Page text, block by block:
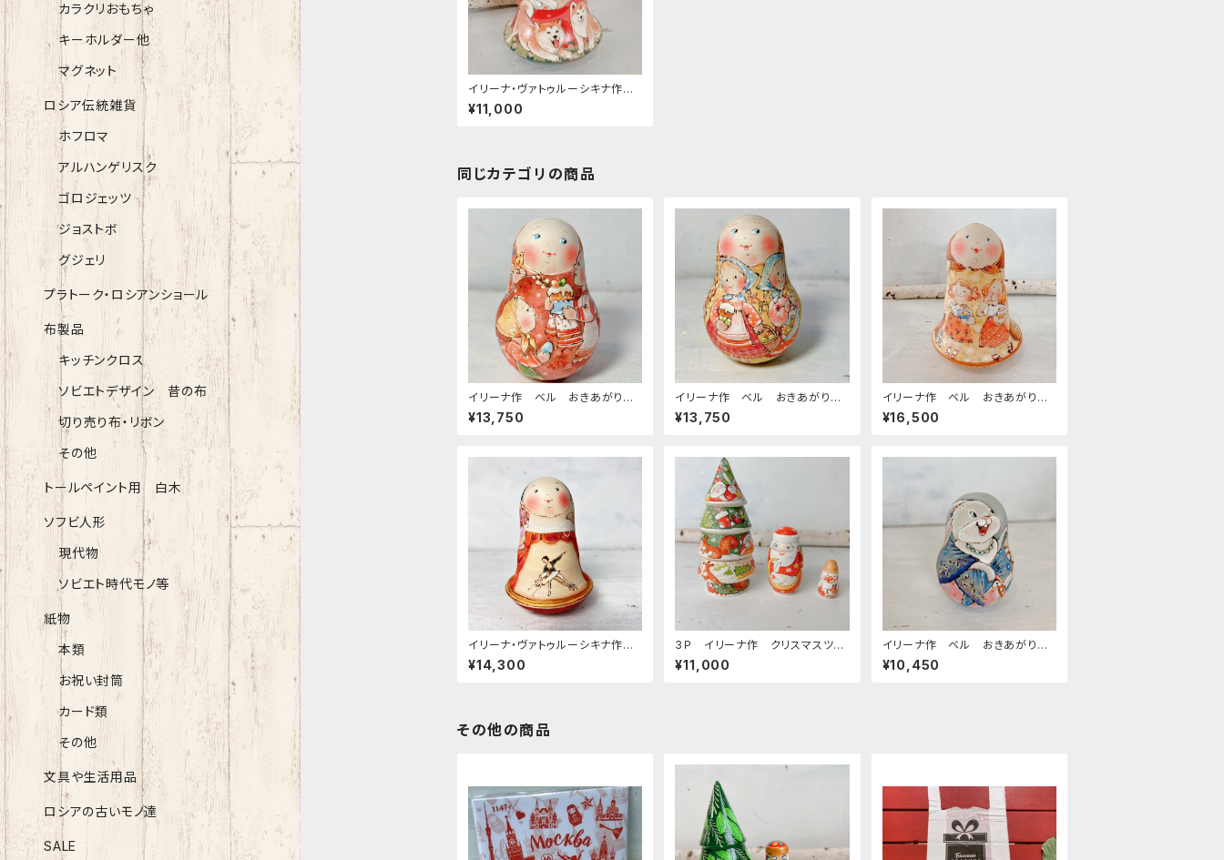
イリーナ・ヴァトゥルーシキナ作
起き上がりこぼし 「秋田犬(赤
系）」 約13.5ｃｍ
¥11,000
同じカテゴリの商品
イリーナ作 ベル おきあがりこ
ぼし 【イースター パスハ ２人
の女の子とクリーチ】 9.5ｃｍ
¥13,750
イリーナ作 ベル おきあがりこ
ぼし 【イースター パスハ ２人
の女の子と天使達】 9.5ｃｍ
¥13,750
イリーナ作 ベル おきあがりこ
ぼし ベル型【養蜂場 はちみつ
つまみ食いの女の子】 １３.５ｃｍ
¥16,500
イリーナ・ヴァトゥルーシキナ作
ウッドバーニング おきあがりこぼ
し 「バレエとボリショイ劇場 ゲス
¥14,300
3Ｐ イリーナ作 クリスマスツリ
ーマトリョーシカC 台座グリー
ン 12ｃｍ
¥11,000
イリーナ作 ベル おきあがりこ
ぼし （ベル型・ブルーのプラトー
ク） ８5ｃｍ
¥10,450
その他の商品
カラクリおもちゃ
キーホルダー他
マグネット
ロシア伝統雑貨
ホフロマ
アルハンゲリスク
ゴロジェッツ
ジョストボ
グジェリ
プラトーク・ロシアンショール
布製品
キッチンクロス
ソビエトデザイン 昔の布
切り売り布・リボン
その他
トールペイント用 白木
ソフビ人形
現代物
ソビエト時代モノ等
紙物
本類
お祝い封筒
カード類
その他
文具や生活用品
ロシアの古いモノ達
SALE